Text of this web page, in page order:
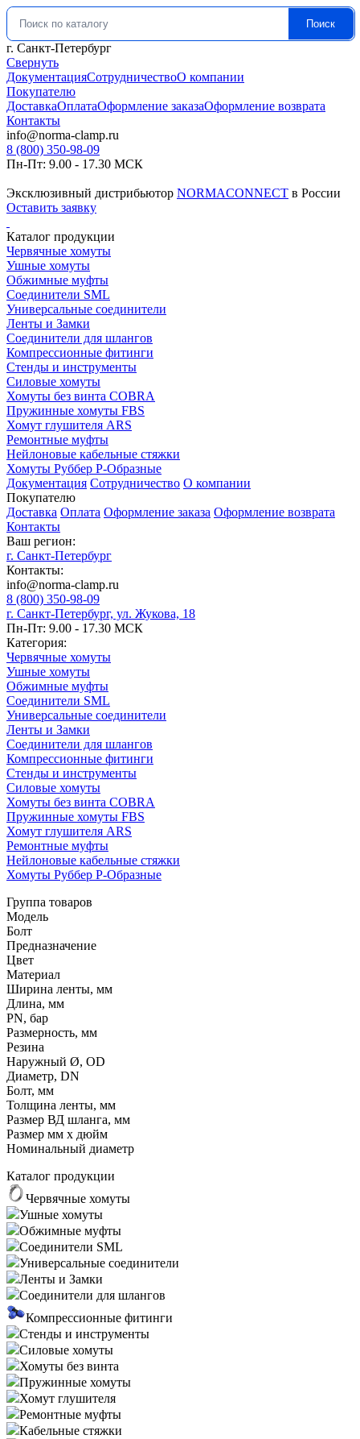
Искать: Поиск
г. Санкт-Петербург
Свернуть
ДокументацияСотрудничествоО компании
Покупателю
ДоставкаОплатаОформление заказаОформление возврата
Контакты
info@norma-clamp.ru
8 (800) 350-98-09
Пн-Пт: 9.00 - 17.30 МСК
Эксклюзивный дистрибьютор NORMACONNECT в России
Оставить заявку
Каталог продукции
Червячные хомуты
Ушные хомуты
Обжимные муфты
Соединители SML
Универсальные соединители
Ленты и Замки
Соединители для шлангов
Компрессионные фитинги
Стенды и инструменты
Силовые хомуты
Хомуты без винта COBRA
Пружинные хомуты FBS
Хомут глушителя ARS
Ремонтные муфты
Нейлоновые кабельные стяжки
Хомуты Руббер Р-Образные
Документация Сотрудничество О компании
Покупателю
Доставка Оплата Оформление заказа Оформление возврата
Контакты
Ваш регион:
г. Санкт-Петербург
Контакты:
info@norma-clamp.ru
8 (800) 350-98-09
г. Санкт-Петербург, ул. Жукова, 18
Пн-Пт: 9.00 - 17.30 МСК
Категория:
Червячные хомуты
Ушные хомуты
Обжимные муфты
Соединители SML
Универсальные соединители
Ленты и Замки
Соединители для шлангов
Компрессионные фитинги
Стенды и инструменты
Силовые хомуты
Хомуты без винта COBRA
Пружинные хомуты FBS
Хомут глушителя ARS
Ремонтные муфты
Нейлоновые кабельные стяжки
Хомуты Руббер Р-Образные
Группа товаров
Модель
Болт
Предназначение
Цвет
Материал
Ширина ленты, мм
Длина, мм
PN, бар
Размерность, мм
Резина
Наружный Ø, OD
Диаметр, DN
Болт, мм
Толщина ленты, мм
Размер ВД шланга, мм
Размер мм x дюйм
Номинальный диаметр
Каталог продукции
Червячные хомуты
Ушные хомуты
Обжимные муфты
Соединители SML
Универсальные соединители
Ленты и Замки
Соединители для шлангов
Компрессионные фитинги
Стенды и инструменты
Силовые хомуты
Хомуты без винта
Пружинные хомуты
Хомут глушителя
Ремонтные муфты
Кабельные стяжки